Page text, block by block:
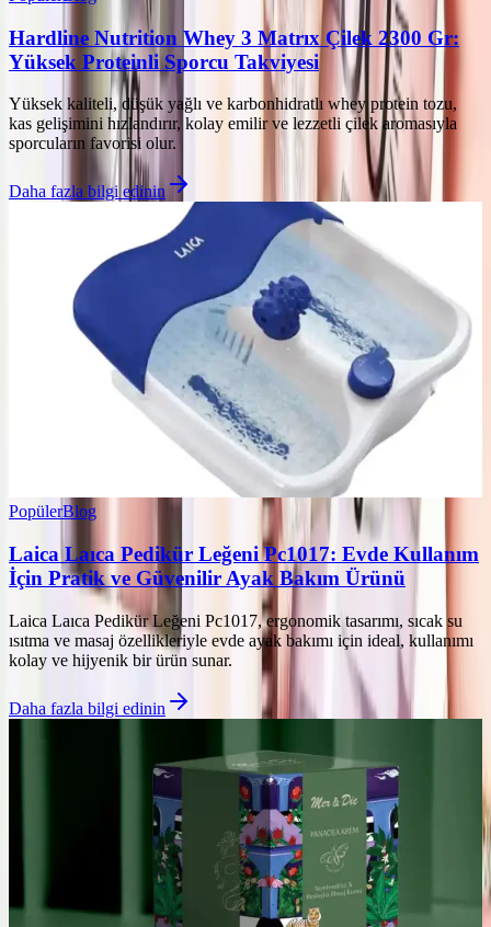
Hardline Nutrition Whey 3 Matrıx Çilek 2300 Gr:
Yüksek Proteinli Sporcu Takviyesi
Yüksek kaliteli, düşük yağlı ve karbonhidratlı whey protein tozu,
kas gelişimini hızlandırır, kolay emilir ve lezzetli çilek aromasıyla
sporcuların favorisi olur.
Daha fazla bilgi edinin
PopülerBlog
Laica Laıca Pedikür Leğeni Pc1017: Evde Kullanım
İçin Pratik ve Güvenilir Ayak Bakım Ürünü
Laica Laıca Pedikür Leğeni Pc1017, ergonomik tasarımı, sıcak su
ısıtma ve masaj özellikleriyle evde ayak bakımı için ideal, kullanımı
kolay ve hijyenik bir ürün sunar.
Daha fazla bilgi edinin